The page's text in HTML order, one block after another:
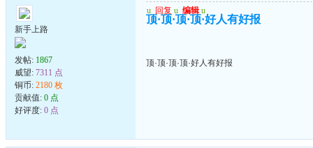
新手上路
发帖: 1867
威望: 7311 点
铜币: 2180 枚
贡献值: 0 点
好评度: 0 点
u 回复 u 编辑 u
顶·顶·顶·顶·好人有好报
顶·顶·顶·顶·好人有好报